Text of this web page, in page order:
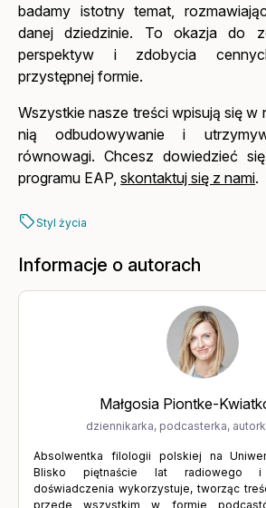
badamy istotny temat,
danej dziedzinie. To okazja do
perspektyw i zdobycia
przystępnej formie.
Wszystkie nasze treści wpisują się w
nią odbudowywanie i
równowagi. Chcesz dowiedzieć
programu EAP,skontaktuj się z nami.
Styl życia
Informacje o autorach
Małgosia Piontke-
dziennikarka, podcasterka,
Absolwentka filologii polskiej na
Blisko piętnaście lat radiowego i
doświadczenia wykorzystuje, tworząc
przede wszystkim w formie